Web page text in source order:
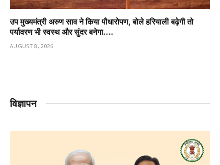
उप मुख्यमंत्री अरुण साव ने किया पौधारोपण, बोले हरियाली बढ़ेगी तो
पर्यावरण भी स्वस्थ और सुंदर बनेगा….
AUGUST 8, 2026
विज्ञापन